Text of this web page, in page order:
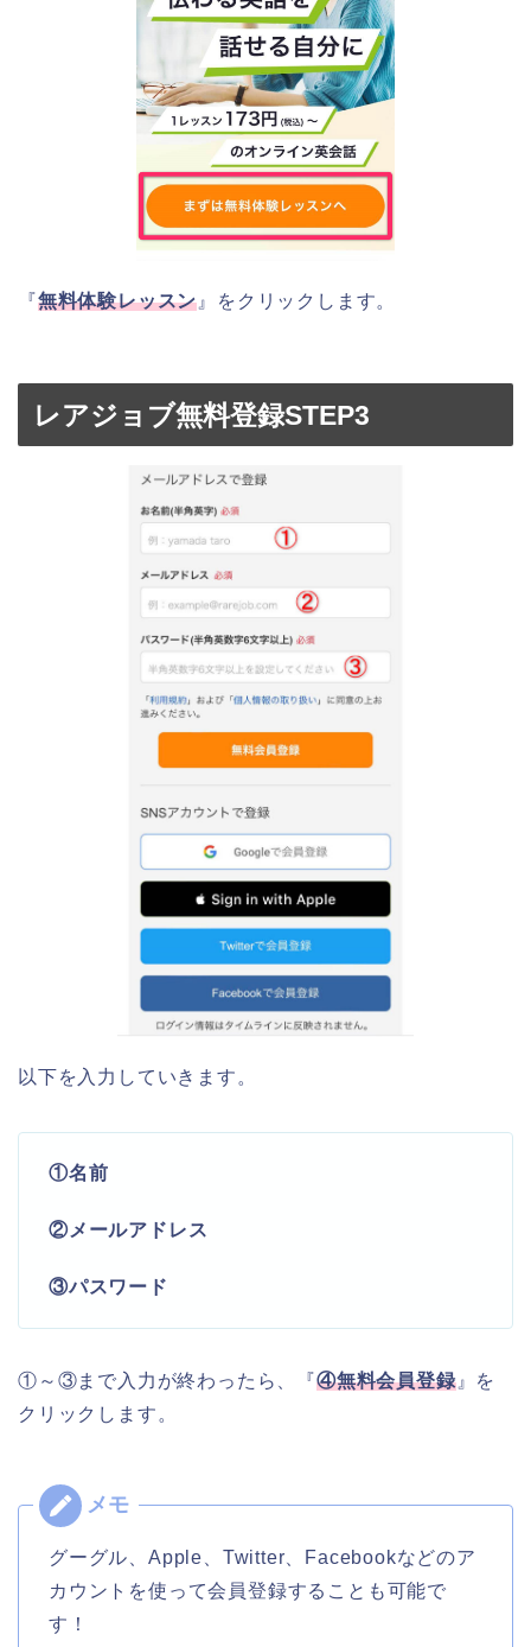
『無料体験レッスン 』をクリックします。
レアジョブ無料登録STEP3
以下を入力していきます。
①名前
②メールアドレス
③パスワード
①～③まで入力が終わったら、『④無料会員登録』を
クリックします。
グーグル、Apple、Twitter、Facebookなどのア
カウントを使って会員登録することも可能で
す！